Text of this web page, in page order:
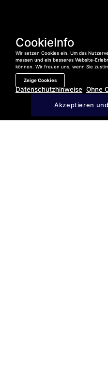
CookieInfo
Wir setzen Cookies ein. Um das
messen und ein besseres Website-
können. Wir freuen uns, wenn Sie
Zeige Cookies
Datenschutzhinweise Ohne
Akzeptieren
Datenschutzhinweise
Jetzt anrufen:
Ihr Besuch
Neuigkeiten
Newsletter
Ansprechpartner